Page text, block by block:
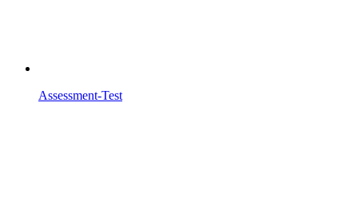
Assessment-Test